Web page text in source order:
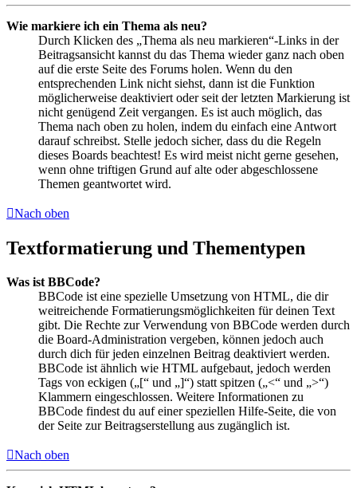
Wie markiere ich ein Thema als neu?
Durch Klicken des „Thema als neu markieren“-Links in der
Beitragsansicht kannst du das Thema wieder ganz nach oben
auf die erste Seite des Forums holen. Wenn du den
entsprechenden Link nicht siehst, dann ist die Funktion
möglicherweise deaktiviert oder seit der letzten Markierung ist
nicht genügend Zeit vergangen. Es ist auch möglich, das
Thema nach oben zu holen, indem du einfach eine Antwort
darauf schreibst. Stelle jedoch sicher, dass du die Regeln
dieses Boards beachtest! Es wird meist nicht gerne gesehen,
wenn ohne triftigen Grund auf alte oder abgeschlossene
Themen geantwortet wird.
Nach oben
Textformatierung und Thementypen
Was ist BBCode?
BBCode ist eine spezielle Umsetzung von HTML, die dir
weitreichende Formatierungsmöglichkeiten für deinen Text
gibt. Die Rechte zur Verwendung von BBCode werden durch
die Board-Administration vergeben, können jedoch auch
durch dich für jeden einzelnen Beitrag deaktiviert werden.
BBCode ist ähnlich wie HTML aufgebaut, jedoch werden
Tags von eckigen („[“ und „]“) statt spitzen („<“ und „>“)
Klammern eingeschlossen. Weitere Informationen zu
BBCode findest du auf einer speziellen Hilfe-Seite, die von
der Seite zur Beitragserstellung aus zugänglich ist.
Nach oben